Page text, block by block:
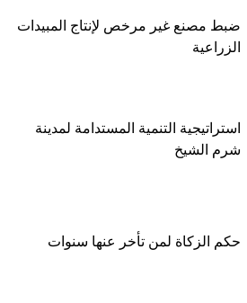
ضبط مصنع غير مرخص لإنتاج المبيدات
الزراعية
استراتيجية التنمية المستدامة لمدينة
شرم الشيخ
حكم الزكاة لمن تأخر عنها سنوات